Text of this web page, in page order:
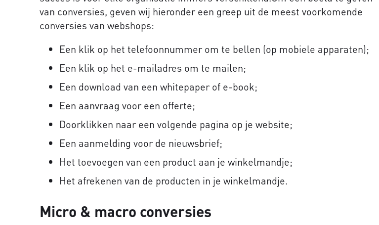
van conversies, geven wij hieronder een greep uit de meest voorkomende
conversies van webshops:
Een klik op het telefoonnummer om te bellen (op mobiele apparaten);
Een klik op het e-mailadres om te mailen;
Een download van een whitepaper of e-book;
Een aanvraag voor een offerte;
Doorklikken naar een volgende pagina op je website;
Een aanmelding voor de nieuwsbrief;
Het toevoegen van een product aan je winkelmandje;
Het afrekenen van de producten in je winkelmandje.
Micro & macro conversies